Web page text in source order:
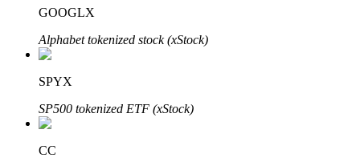
Bitruści Partnerzy
GOOGLX
Alphabet tokenized stock (xStock)
SPYX
SP500 tokenized ETF (xStock)
CC